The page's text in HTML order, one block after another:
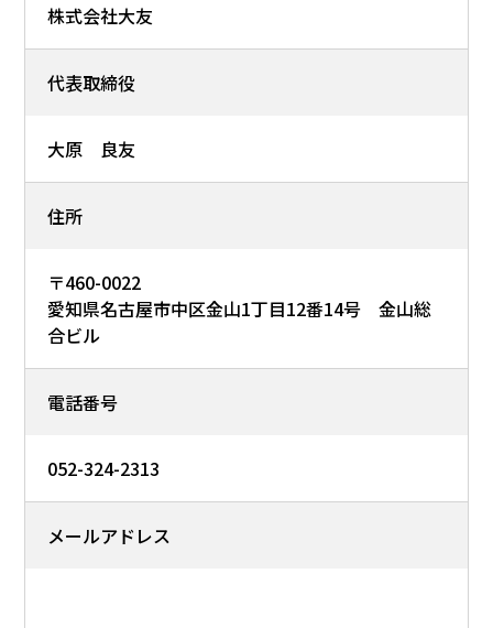
株式会社大友
代表取締役
大原 良友
住所
〒460-0022
愛知県名古屋市中区金山1丁目12番14号 金山総
合ビル
電話番号
052-324-2313
メールアドレス